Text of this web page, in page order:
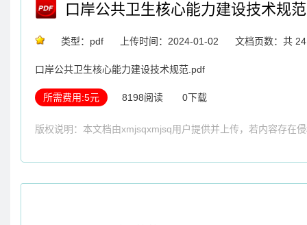
口岸公共卫生核心能力建设技术规范
类型：pdf 上传时间：2024-01-02 文档页数：共
口岸公共卫生核心能力建设技术规范.pdf
所需费用:5元 8198阅读 0下载
版权说明：本文档由xmjsqxmjsq用户提供并上传，若内容存在